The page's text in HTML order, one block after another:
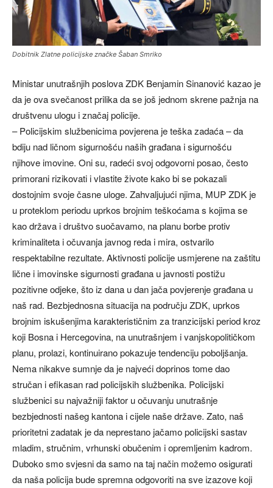
Dobitnik Zlatne policijske značke Šaban Smriko
Ministar unutrašnjih poslova ZDK Benjamin Sinanović kazao je
da je ova svečanost prilika da se još jednom skrene pažnja na
društvenu ulogu i značaj policije.
– Policijskim službenicima povjerena je teška zadaća – da
bdiju nad ličnom sigurnošću naših građana i sigurnošću
njihove imovine. Oni su, radeći svoj odgovorni posao, često
primorani rizikovati i vlastite živote kako bi se pokazali
dostojnim svoje časne uloge. Zahvaljujući njima, MUP ZDK je
u proteklom periodu uprkos brojnim teškoćama s kojima se
kao država i društvo suočavamo, na planu borbe protiv
kriminaliteta i očuvanja javnog reda i mira, ostvarilo
respektabilne rezultate. Aktivnosti policije usmjerene na zaštitu
lične i imovinske sigurnosti građana u javnosti postižu
pozitivne odjeke, što iz dana u dan jača povjerenje građana u
naš rad. Bezbjednosna situacija na području ZDK, uprkos
brojnim iskušenjima karakterističnim za tranzicijski period kroz
koji Bosna i Hercegovina, na unutrašnjem i vanjskopolitičkom
planu, prolazi, kontinuirano pokazuje tendenciju poboljšanja.
Nema nikakve sumnje da je najveći doprinos tome dao
stručan i efikasan rad policijskih službenika. Policijski
službenici su najvažniji faktor u očuvanju unutrašnje
bezbjednosti našeg kantona i cijele naše države. Zato, naš
prioritetni zadatak je da neprestano jačamo policijski sastav
mladim, stručnim, vrhunski obučenim i opremljenim kadrom.
Duboko smo svjesni da samo na taj način možemo osigurati
da naša policija bude spremna odgovoriti na sve izazove koji